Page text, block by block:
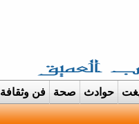
حوادث صحة فن وثقافة
تتحول الى عرس ايما |